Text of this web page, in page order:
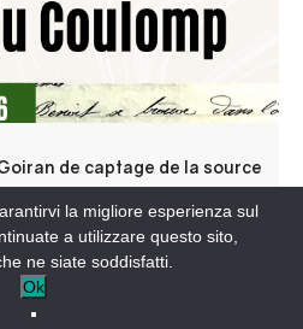
de captage de la source
la migliore esperienza sul
a utilizzare questo sito,
ne siate soddisfatti.
Ok